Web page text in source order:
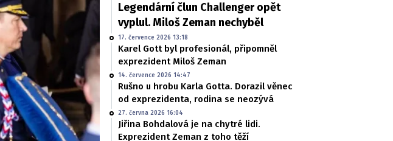
Legendární člun Challenger opět
vyplul. Miloš Zeman nechyběl
17. července 2026 13:18
Karel Gott byl profesionál, připomněl
exprezident Miloš Zeman
14. července 2026 14:47
Rušno u hrobu Karla Gotta. Dorazil věnec
od exprezidenta, rodina se neozývá
27. června 2026 16:04
Jiřina Bohdalová je na chytré lidi.
Exprezident Zeman z toho těží